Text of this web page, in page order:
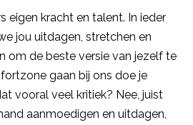
eigen kracht en talent. In ieder
jou uitdagen, stretchen en
om de beste versie van jezelf te
gaan bij ons doe je
vooral veel kritiek? Nee, juist
aanmoedigen en uitdagen,